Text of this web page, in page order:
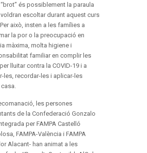
és possiblement la paraula
escoltar durant aquest curs
això, insten a les famílies a
la por o la preocupació en
màxima, molta higiene i
familiar en complir les
lluitar contra la COVID-19 i a
les, recordar-les i aplicar-les
les persones
de la Confederació Gonzalo
per FAMPA Castelló
FAMPA-València i FAMPA
Alacant- han animat a les